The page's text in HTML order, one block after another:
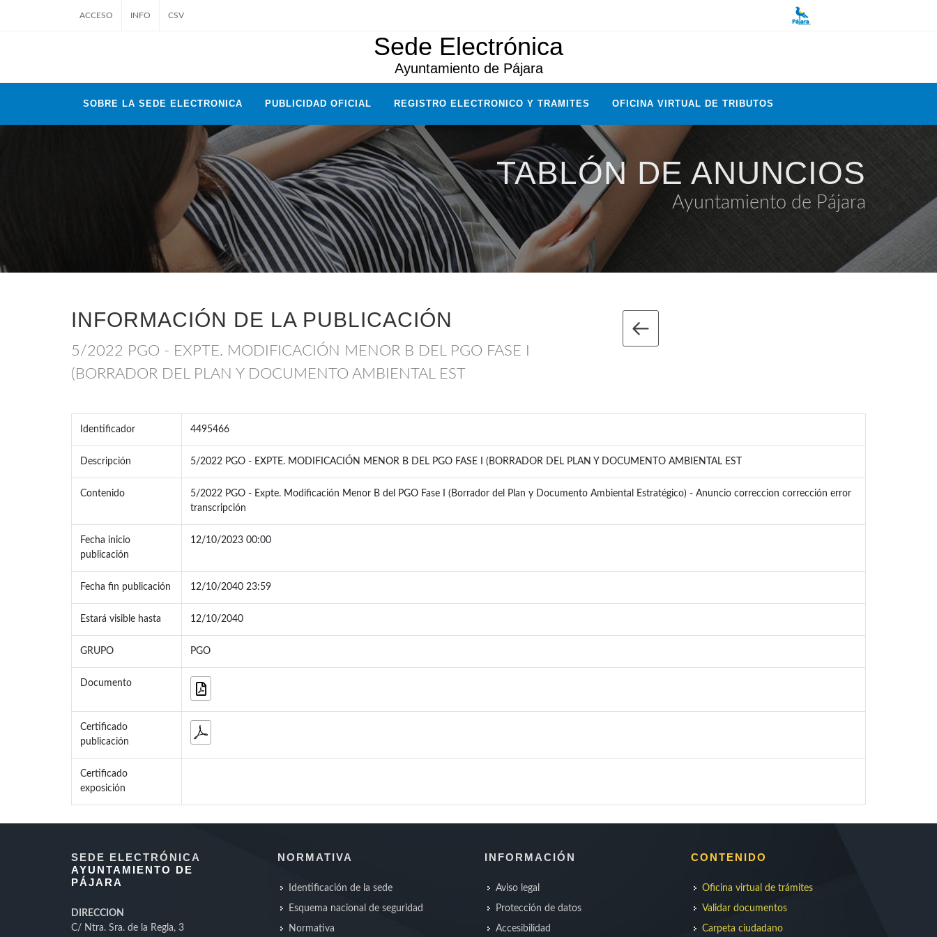
ACCESO INFO CSV
Sede Electrónica
Ayuntamiento de Pájara
SOBRE LA SEDE ELECTRONICA PUBLICIDAD OFICIAL REGISTRO ELECTRONICO Y TRAMITES OFICINA VIRTUAL DE TRIBUTOS
TABLÓN DE ANUNCIOS
Ayuntamiento de Pájara
INFORMACIÓN DE LA PUBLICACIÓN
5/2022 PGO - EXPTE. MODIFICACIÓN MENOR B DEL PGO FASE I
(BORRADOR DEL PLAN Y DOCUMENTO AMBIENTAL EST
Identificador 4495466
Descripción 5/2022 PGO - EXPTE. MODIFICACIÓN MENOR B DEL PGO FASE I (BORRADOR DEL PLAN Y DOCUMENTO AMBIENTAL EST
Contenido
5/2022 PGO - Expte. Modificación Menor B del PGO Fase I (Borrador del Plan y Documento Ambiental Estratégico) - Anuncio correccion corrección error
transcripción
Fecha inicio
publicación
12/10/2023 00:00
Fecha fin publicación 12/10/2040 23:59
Estará visible hasta 12/10/2040
GRUPO PGO
Documento
Certificado
publicación
Certificado
exposición
SEDE ELECTRÓNICA
AYUNTAMIENTO DE
PÁJARA
DIRECCION
C/ Ntra. Sra. de la Regla, 3
NORMATIVA
Identificación de la sede
Esquema nacional de seguridad
Normativa
INFORMACIÓN
Aviso legal
Protección de datos
Accesibilidad
CONTENIDO
Oficina virtual de trámites
Validar documentos
Carpeta ciudadano